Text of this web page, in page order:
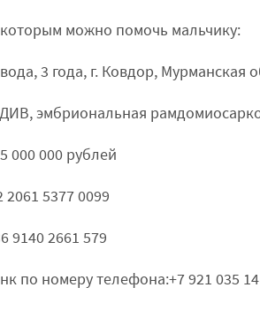
можно помочь мальчику:
3 года, г. Ковдор, Мурманская
эмбриональная
000 000 рублей
5377 0099
9140 2661 579
по номеру телефона:+7 921 035